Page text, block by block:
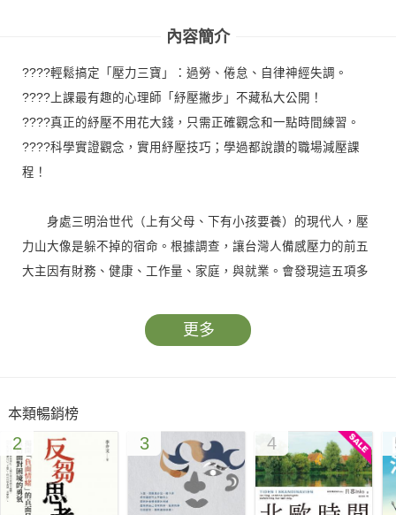
內容簡介
????輕鬆搞定「壓力三寶」：過勞、倦怠、自律神經失調。
????上課最有趣的心理師「紓壓撇步」不藏私大公開！
????真正的紓壓不用花大錢，只需正確觀念和一點時間練習。
????科學實證觀念，實用紓壓技巧；學過都說讚的職場減壓課
程！
身處三明治世代（上有父母、下有小孩要養）的現代人，壓
力山大像是躲不掉的宿命。根據調查，讓台灣人備感壓力的前五
大主因有財務、健康、工作量、家庭，與就業。會發現這五項多
球表現都進步了，但台灣表現卻退步了。壓力山大的台灣人十分
常見，但並不是每個民眾都把「壓力當一回事」，甚至不認為壓
24％的購物與22％的睡一覺；只有5％的民眾，會尋找專業人士
討論自己的壓力。
壓力早就不是新鮮事，存在你我日常生活中，卻始終很少受
更多
本類暢銷榜
2 3 4